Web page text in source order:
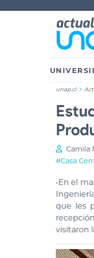
unap.cl
Camila
#Casa
•En el
que les
visitaron